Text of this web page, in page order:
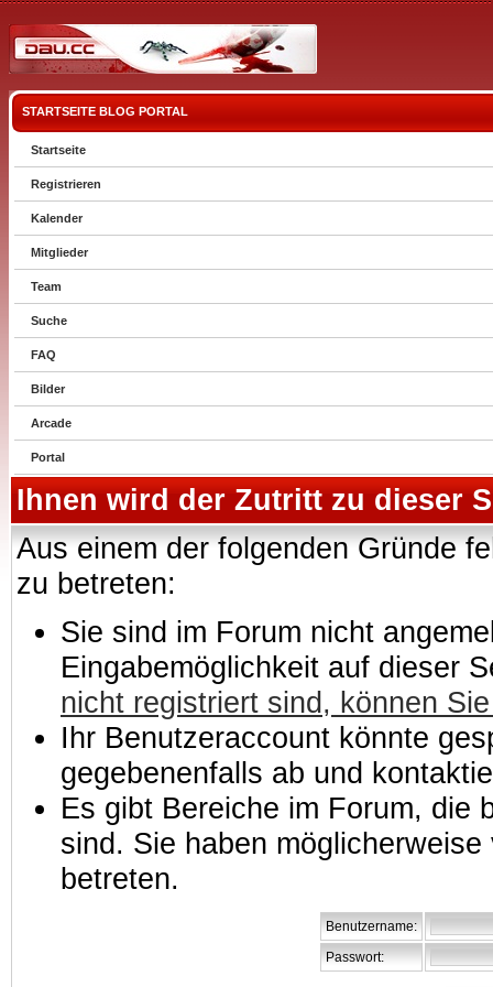
STARTSEITE BLOG PORTAL
Startseite
Registrieren
Kalender
Mitglieder
Team
Suche
FAQ
Bilder
Arcade
Portal
Ihnen wird der Zutritt zu dieser
Aus einem der folgenden Gründe
zu betreten:
Sie sind im Forum nicht
Eingabemöglichkeit auf dieser
nicht registriert sind, können
Ihr Benutzeraccount könnte
gegebenenfalls ab und
Es gibt Bereiche im Forum, die
sind. Sie haben
betreten.
Benutzername:
Passwort: